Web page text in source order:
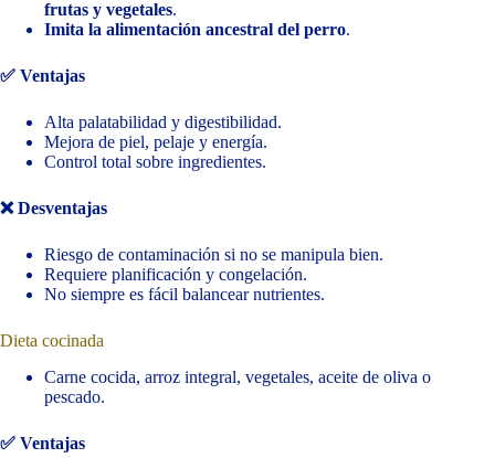
frutas y vegetales.
Imita la alimentación ancestral del perro.
✅ Ventajas
Alta palatabilidad y digestibilidad.
Mejora de piel, pelaje y energía.
Control total sobre ingredientes.
❌ Desventajas
Riesgo de contaminación si no se manipula bien.
Requiere planificación y congelación.
No siempre es fácil balancear nutrientes.
Dieta cocinada
Carne cocida, arroz integral, vegetales, aceite de oliva o
pescado.
✅ Ventajas